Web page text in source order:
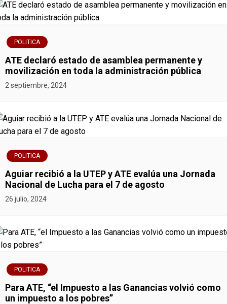
i
ó
n
d
e
t
r
a
d
a
s
POLITICA
ATE declaró estado de asamblea permanente y
movilización en toda la administración pública
2 septiembre, 2024
POLITICA
Aguiar recibió a la UTEP y ATE evalúa una Jornada
Nacional de Lucha para el 7 de agosto
26 julio, 2024
POLITICA
Para ATE, “el Impuesto a las Ganancias volvió como
un impuesto a los pobres”